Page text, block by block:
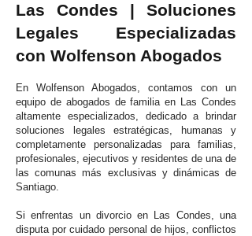
Las Condes | Soluciones
Legales Especializadas
con Wolfenson Abogados
En Wolfenson Abogados, contamos con un
equipo de abogados de familia en Las Condes
altamente especializados, dedicado a brindar
soluciones legales estratégicas, humanas y
completamente personalizadas para familias,
profesionales, ejecutivos y residentes de una de
las comunas más exclusivas y dinámicas de
Santiago.
Si enfrentas un divorcio en Las Condes, una
disputa por cuidado personal de hijos, conflictos